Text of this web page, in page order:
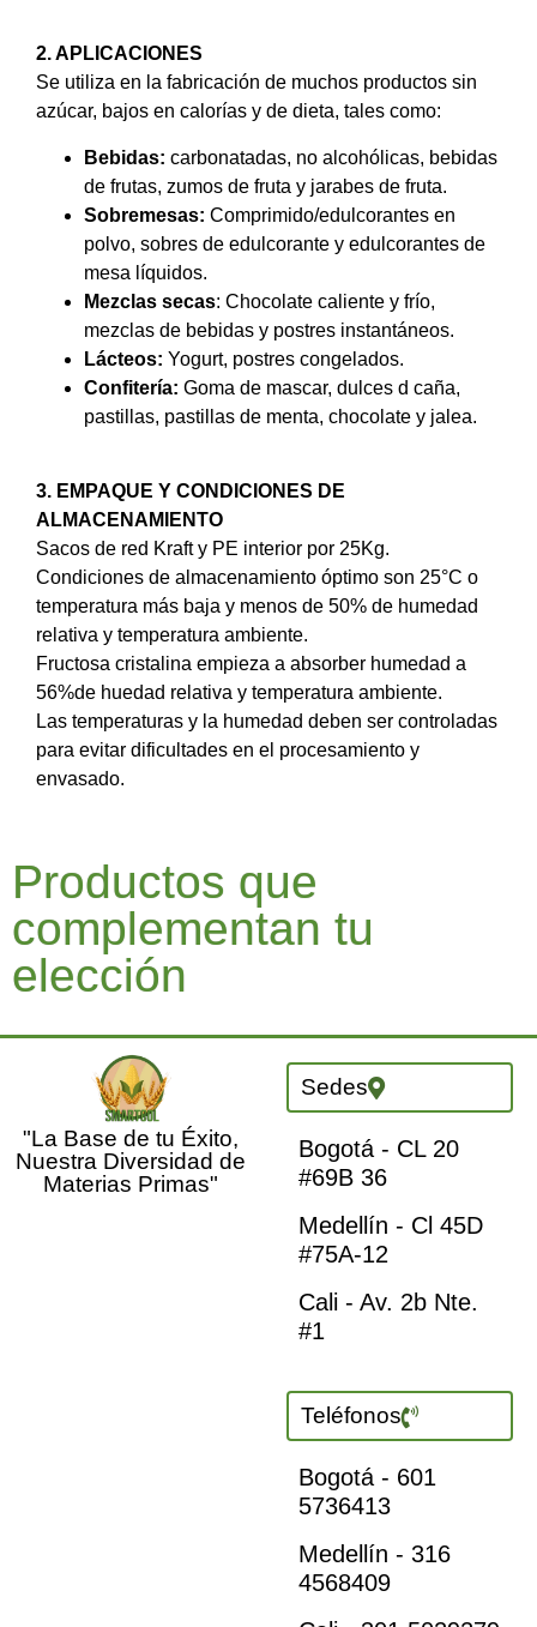
2. APLICACIONES
Se utiliza en la fabricación de muchos productos sin
azúcar, bajos en calorías y de dieta, tales como:
Bebidas: carbonatadas, no alcohólicas, bebidas
de frutas, zumos de fruta y jarabes de fruta.
Sobremesas: Comprimido/edulcorantes en
polvo, sobres de edulcorante y edulcorantes de
mesa líquidos.
Mezclas secas: Chocolate caliente y frío,
mezclas de bebidas y postres instantáneos.
Lácteos: Yogurt, postres congelados.
Confitería: Goma de mascar, dulces d caña,
pastillas, pastillas de menta, chocolate y jalea.
3. EMPAQUE Y CONDICIONES DE
ALMACENAMIENTO
Sacos de red Kraft y PE interior por 25Kg.
Condiciones de almacenamiento óptimo son 25°C o
temperatura más baja y menos de 50% de humedad
relativa y temperatura ambiente.
Fructosa cristalina empieza a absorber humedad a
56%de huedad relativa y temperatura ambiente.
Las temperaturas y la humedad deben ser controladas
para evitar dificultades en el procesamiento y
envasado.
Productos que
complementan tu
elección
"La Base de tu Éxito,
Nuestra Diversidad de
Materias Primas"
Sedes
Bogotá - CL 20
#69B 36
Medellín - Cl 45D
#75A-12
Cali - Av. 2b Nte.
#1
Teléfonos
Bogotá - 601
5736413
Medellín - 316
4568409